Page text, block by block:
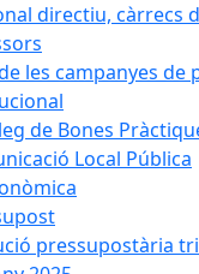
directiu, càrrecs
les campanyes de
de Bones
Local Pública
pressupostària